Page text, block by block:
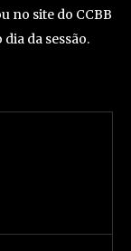
no site do CCBB
da sessão.